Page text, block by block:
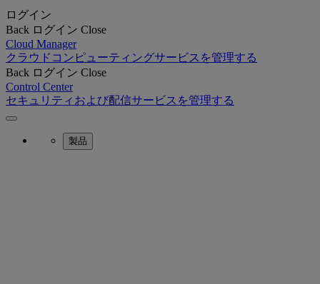
ログイン
Back ログイン Close
Cloud Manager
クラウドコンピューティングサービスを管理する
Back ログイン Close
Control Center
セキュリティおよび配信サービスを管理する
製品